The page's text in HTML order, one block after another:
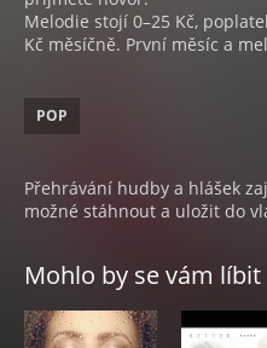
Melodie stojí 0–25 Kč,
Kč měsíčně. První měsíc a
POP
Přehrávání hudby a hlášek
možné stáhnout a uložit do
Mohlo by se vám líbit